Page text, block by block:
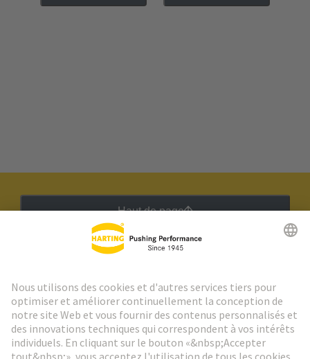
Haut de page
Aller à l'inscription